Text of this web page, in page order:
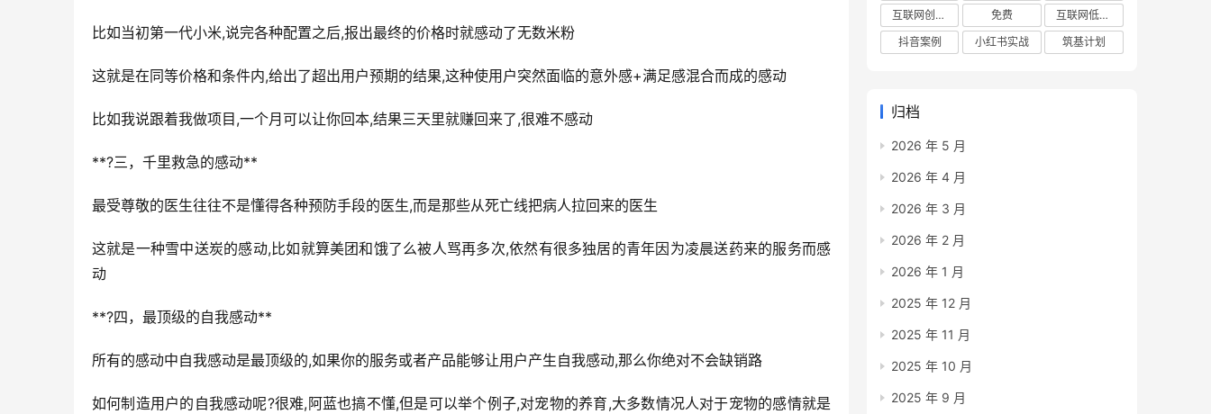
比如当初第一代小米,说完各种配置之后,报出最终的价格时就感动了无数米粉
这就是在同等价格和条件内,给出了超出用户预期的结果,这种使用户突然面临的意外感+满足感混合而成的感动
比如我说跟着我做项目,一个月可以让你回本,结果三天里就赚回来了,很难不感动
**?三，千里救急的感动**
最受尊敬的医生往往不是懂得各种预防手段的医生,而是那些从死亡线把病人拉回来的医生
这就是一种雪中送炭的感动,比如就算美团和饿了么被人骂再多次,依然有很多独居的青年因为凌晨送药来的服务而感
动
**?四，最顶级的自我感动**
所有的感动中自我感动是最顶级的,如果你的服务或者产品能够让用户产生自我感动,那么你绝对不会缺销路
如何制造用户的自我感动呢?很难,阿蓝也搞不懂,但是可以举个例子,对宠物的养育,大多数情况人对于宠物的感情就是
互联网创业项目
免费
互联网低成本创业项目
抖音案例
小红书实战 筑基计划
归档
2026 年 5 月
2026 年 4 月
2026 年 3 月
2026 年 2 月
2026 年 1 月
2025 年 12 月
2025 年 11 月
2025 年 10 月
2025 年 9 月